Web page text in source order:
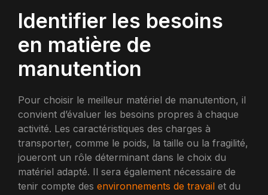
Identifier les besoins
en matière de
manutention
Pour choisir le meilleur matériel de manutention, il
convient d’évaluer les besoins propres à chaque
activité. Les caractéristiques des charges à
transporter, comme le poids, la taille ou la fragilité,
joueront un rôle déterminant dans le choix du
matériel adapté. Il sera également nécessaire de
tenir compte des environnements de travail et du